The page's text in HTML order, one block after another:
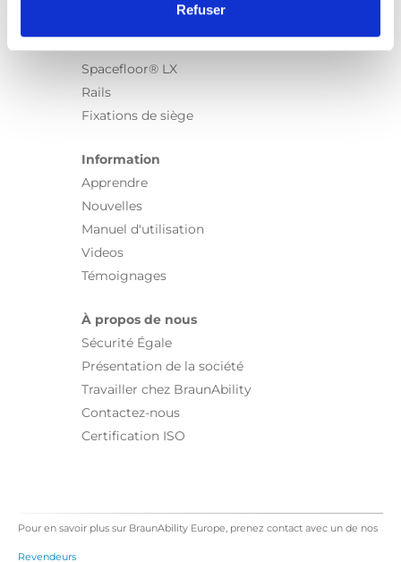
Refuser
Spacefloor® LX
Rails
Fixations de siège
Information
Apprendre
Nouvelles
Manuel d'utilisation
Videos
Témoignages
À propos de nous
Sécurité Égale
Présentation de la société
Travailler chez BraunAbility
Contactez-nous
Certification ISO
Pour en savoir plus sur BraunAbility Europe, prenez contact avec un de nos
Revendeurs